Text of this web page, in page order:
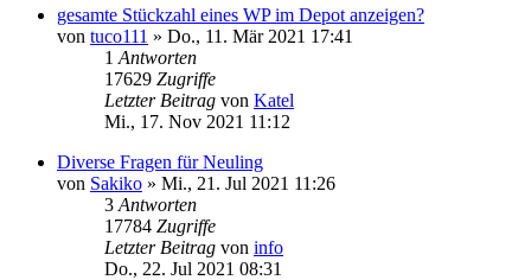
gesamte Stückzahl eines WP im Depot anzeigen?
von tuco111 » Do., 11. Mär 2021 17:41
1 Antworten
17629 Zugriffe
Letzter Beitrag von Katel
Mi., 17. Nov 2021 11:12
Diverse Fragen für Neuling
von Sakiko » Mi., 21. Jul 2021 11:26
3 Antworten
17784 Zugriffe
Letzter Beitrag von info
Do., 22. Jul 2021 08:31